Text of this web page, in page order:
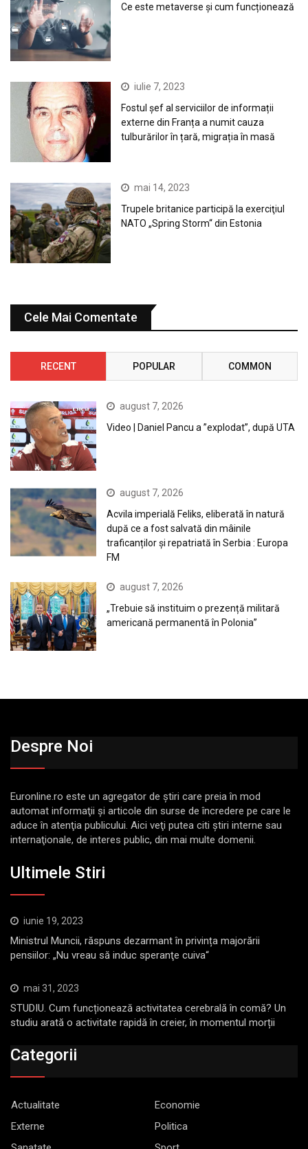
Ce este metaverse și cum funcționează
iulie 7, 2023
Fostul șef al serviciilor de informații
externe din Franța a numit cauza
tulburărilor în țară, migrația în masă
mai 14, 2023
Trupele britanice participă la exerciţiul
NATO „Spring Storm“ din Estonia
Cele Mai Comentate
RECENT POPULAR COMMON
august 7, 2026
Video | Daniel Pancu a ”explodat”, după UTA
august 7, 2026
Acvila imperială Feliks, eliberată în natură
după ce a fost salvată din mâinile
traficanților și repatriată în Serbia : Europa
FM
august 7, 2026
„Trebuie să instituim o prezență militară
americană permanentă în Polonia”
Despre Noi
Euronline.ro este un agregator de ştiri care preia în mod
automat informaţii şi articole din surse de încredere pe care le
aduce în atenţia publicului. Aici veţi putea citi ştiri interne sau
internaţionale, de interes public, din mai multe domenii.
Ultimele Stiri
iunie 19, 2023
Ministrul Muncii, răspuns dezarmant în privința majorării
pensiilor: „Nu vreau să induc speranţe cuiva“
mai 31, 2023
STUDIU. Cum funcționează activitatea cerebrală în comă? Un
studiu arată o activitate rapidă în creier, în momentul morții
Categorii
Actualitate
Economie
Externe
Politica